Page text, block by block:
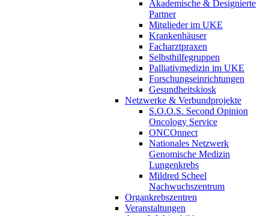
Akademische & Designierte
Partner
Mitglieder im UKE
Krankenhäuser
Facharztpraxen
Selbsthilfegruppen
Palliativmedizin im UKE
Forschungseinrichtungen
Gesundheitskiosk
Netzwerke & Verbundprojekte
S.O.O.S. Second Opinion
Oncology Service
ONCOnnect
Nationales Netzwerk
Genomische Medizin
Lungenkrebs
Mildred Scheel
Nachwuchszentrum
Organkrebszentren
Veranstaltungen